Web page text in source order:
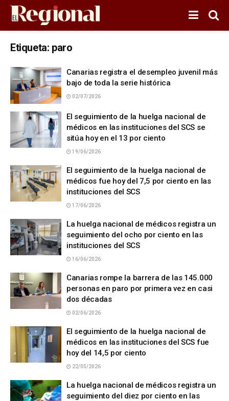
Etiqueta: paro
Canarias registra el desempleo juvenil más
bajo de toda la serie histórica
02/07/2026
El seguimiento de la huelga nacional de
médicos en las instituciones del SCS se
sitúa hoy en el 13 por ciento
19/06/2026
El seguimiento de la huelga nacional de
médicos fue hoy del 7,5 por ciento en las
instituciones del SCS
17/06/2026
La huelga nacional de médicos registra un
seguimiento del ocho por ciento en las
instituciones del SCS
16/06/2026
Canarias rompe la barrera de las 145.000
personas en paro por primera vez en casi
dos décadas
02/06/2026
El seguimiento de la huelga nacional de
médicos en las instituciones del SCS fue
hoy del 14,5 por ciento
22/05/2026
La huelga nacional de médicos registra un
seguimiento del diez por ciento en las